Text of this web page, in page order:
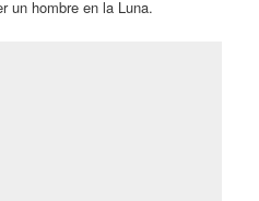
un hombre en la Luna.